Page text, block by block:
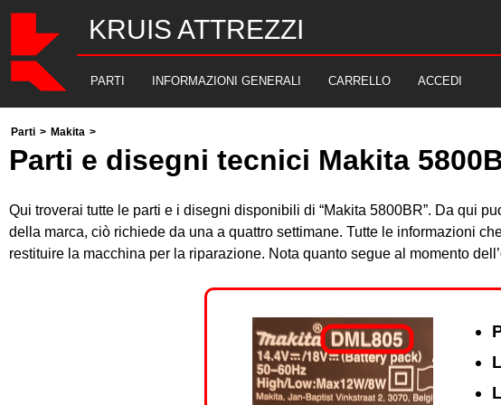
KRUIS ATTREZZI
PARTI INFORMAZIONI GENERALI CARRELLO ACCEDI
Parti > Makita >
Parti e disegni tecnici Makita
Qui troverai tutte le parti e i disegni disponibili di “Makita 5800BR”. Da qui
della marca, ciò richiede da una a quattro settimane. Tutte le informazioni
restituire la macchina per la riparazione. Nota quanto segue al momento